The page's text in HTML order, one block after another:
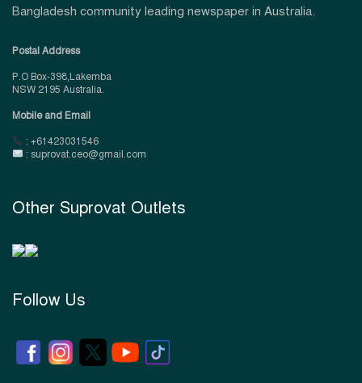
Bangladesh community leading newspaper in Australia.
Postal Address
P.O Box-398,Lakemba
NSW 2195 Australia.
Mobile and Email
: +61423031546
: suprovat.ceo@gmail.com
Other Suprovat Outlets
Follow Us